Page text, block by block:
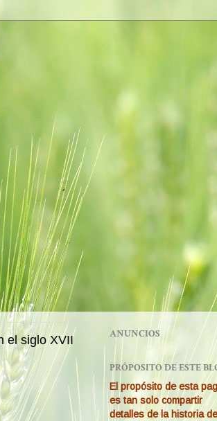
el siglo XVII ANUNCIOS
PRÓPOSITO DE ESTE
El propósito de esta
es tan solo compartir
detalles de la historia